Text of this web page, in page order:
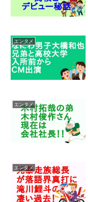
エンタメ
エンタメ
エンタメ